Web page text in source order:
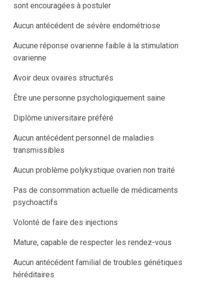
sont encouragées à postuler
Aucun antécédent de sévère endométriose
Aucune réponse ovarienne faible à la stimulation
ovarienne
Avoir deux ovaires structurés
Être une personne psychologiquement saine
Diplôme universitaire préféré
Aucun antécédent personnel de maladies
transmissibles
Aucun problème polykystique ovarien non traité
Pas de consommation actuelle de médicaments
psychoactifs
Volonté de faire des injections
Mature, capable de respecter les rendez-vous
Aucun antécédent familial de troubles génétiques
héréditaires